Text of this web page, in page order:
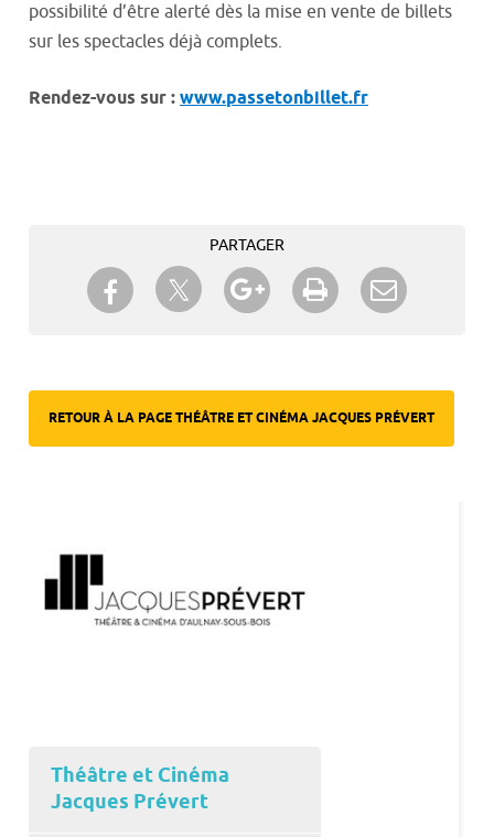
possibilité d’être alerté dès la mise en vente de billets
sur les spectacles déjà complets.
Rendez-vous sur :www.passetonbillet.fr
PARTAGER
Partager sur Facebook
Partager sur TwitterPartager sur Google+
Imprimer
RETOUR À LA PAGE THÉÂTRE ET CINÉMA JACQUES PRÉVERT
Théâtre et Cinéma
Jacques Prévert